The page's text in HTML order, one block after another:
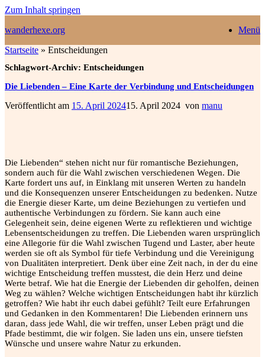
Zum Inhalt springen
wanderhexe.org
Menü
Startseite » Entscheidungen
Schlagwort-Archiv: Entscheidungen
Die Liebenden – Eine Karte der Verbindung und Entscheidungen
Veröffentlicht am 15. April 202415. April 2024 von manu
Die Liebenden“ stehen nicht nur für romantische Beziehungen,
sondern auch für die Wahl zwischen verschiedenen Wegen. Die
Karte fordert uns auf, in Einklang mit unseren Werten zu handeln
und die Konsequenzen unserer Entscheidungen zu bedenken. Nutze
die Energie dieser Karte, um deine Beziehungen zu vertiefen und
authentische Verbindungen zu fördern. Sie kann auch eine
Gelegenheit sein, deine eigenen Werte zu reflektieren und wichtige
Lebensentscheidungen zu treffen. Die Liebenden waren ursprünglich
eine Allegorie für die Wahl zwischen Tugend und Laster, aber heute
werden sie oft als Symbol für tiefe Verbindung und die Vereinigung
von Dualitäten interpretiert. Denk über eine Zeit nach, in der du eine
wichtige Entscheidung treffen musstest, die dein Herz und deine
Werte betraf. Wie hat die Energie der Liebenden dir geholfen, deinen
Weg zu wählen? Welche wichtigen Entscheidungen habt ihr kürzlich
getroffen? Wie habt ihr euch dabei gefühlt? Teilt eure Erfahrungen
und Gedanken in den Kommentaren! Die Liebenden erinnern uns
daran, dass jede Wahl, die wir treffen, unser Leben prägt und die
Pfade bestimmt, die wir folgen. Sie laden uns ein, unsere tiefsten
Wünsche und unsere wahre Natur zu erkunden.